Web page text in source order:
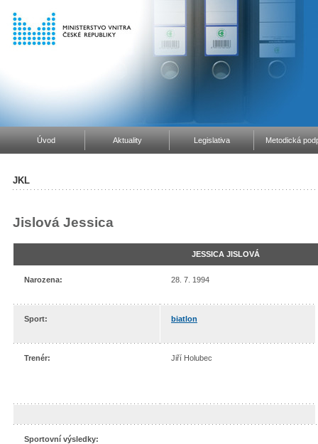
Úvod Aktuality Legislativa Metodická
JKL
Jislová Jessica
JESSICA JISLOVÁ
Narozena: 28. 7. 1994
Sport: biatlon
Trenér: Jiří Holubec
Sportovní výsledky: